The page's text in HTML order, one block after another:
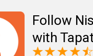
Follow
with